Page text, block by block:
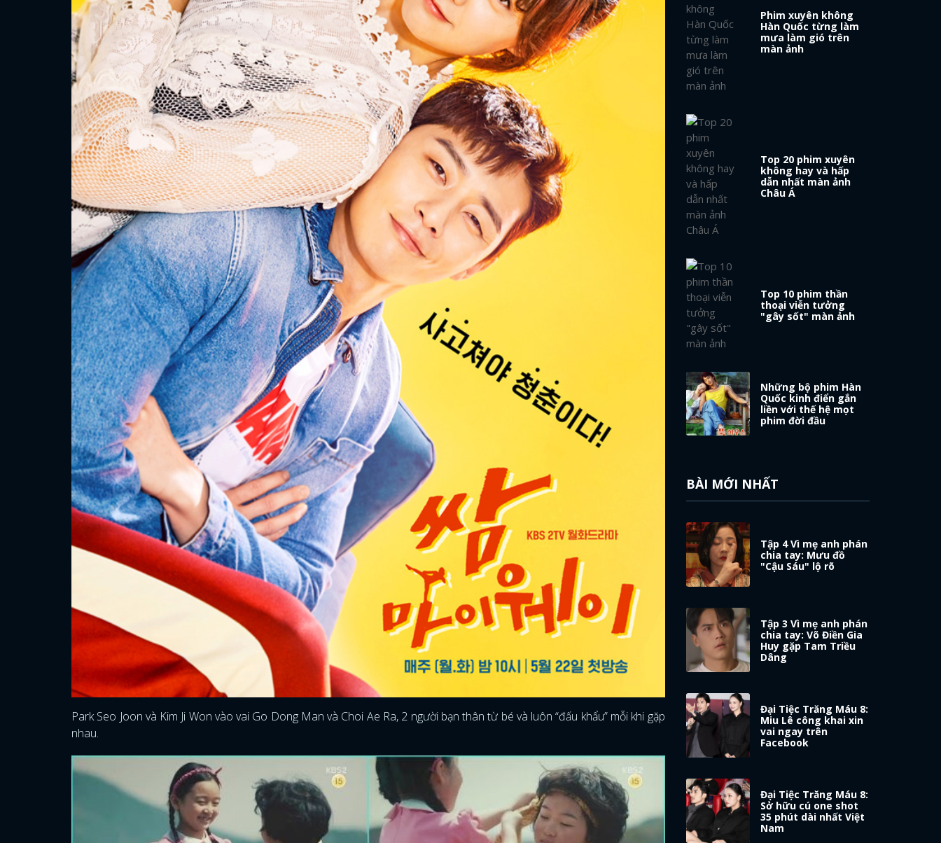
Park Seo Joon và Kim Ji Won vào vai Go Dong Man và Choi Ae Ra, 2 người bạn thân từ bé và luôn “đấu khẩu” mỗi khi gặp
nhau.
Phim xuyên không
Hàn Quốc từng làm
mưa làm gió trên
màn ảnh
Top 20 phim xuyên
không hay và hấp
dẫn nhất màn ảnh
Châu Á
Top 10 phim thần
thoại viễn tưởng
"gây sốt" màn ảnh
Những bộ phim Hàn
Quốc kinh điển gắn
liền với thế hệ mọt
phim đời đầu
BÀI MỚI NHẤT
Tập 4 Vì mẹ anh phán
chia tay: Mưu đồ
"Cậu Sáu" lộ rõ
Tập 3 Vì mẹ anh phán
chia tay: Võ Điền Gia
Huy gặp Tam Triều
Dâng
Đại Tiệc Trăng Máu 8:
Miu Lê công khai xin
vai ngay trên
Facebook
Đại Tiệc Trăng Máu 8:
Sở hữu cú one shot
35 phút dài nhất Việt
Nam